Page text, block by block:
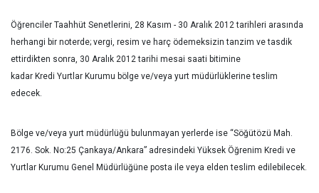
Öğrenciler Taahhüt Senetlerini, 28 Kasım - 30 Aralık 2012 tarihleri arasında
herhangi bir noterde; vergi, resim ve harç ödemeksizin tanzim ve tasdik
ettirdikten sonra, 30 Aralık 2012 tarihi mesai saati bitimine
kadar Kredi Yurtlar Kurumu bölge ve/veya yurt müdürlüklerine teslim
edecek.
Bölge ve/veya yurt müdürlüğü bulunmayan yerlerde ise “Söğütözü Mah.
2176. Sok. No:25 Çankaya/Ankara” adresindeki Yüksek Öğrenim Kredi ve
Yurtlar Kurumu Genel Müdürlüğüne posta ile veya elden teslim edilebilecek.